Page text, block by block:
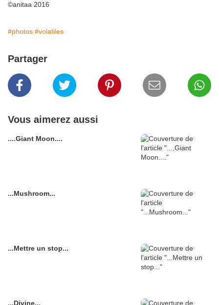
©anitaa 2016
#photos #volatiles
Partager
Vous aimerez aussi
....Giant Moon....
...Mushroom...
...Mettre un stop...
...Divine...